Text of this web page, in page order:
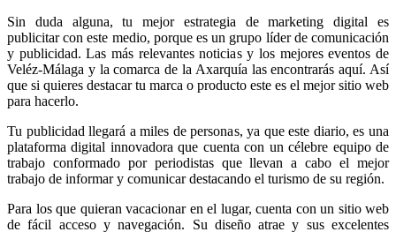
Sin duda alguna, tu mejor estrategia de marketing digital es
publicitar con este medio, porque es un grupo líder de comunicación
y publicidad. Las más relevantes noticias y los mejores eventos de
Veléz-Málaga y la comarca de la Axarquía las encontrarás aquí. Así
que si quieres destacar tu marca o producto este es el mejor sitio web
para hacerlo.
Tu publicidad llegará a miles de personas, ya que este diario, es una
plataforma digital innovadora que cuenta con un célebre equipo de
trabajo conformado por periodistas que llevan a cabo el mejor
trabajo de informar y comunicar destacando el turismo de su región.
Para los que quieran vacacionar en el lugar, cuenta con un sitio web
de fácil acceso y navegación. Su diseño atrae y sus excelentes